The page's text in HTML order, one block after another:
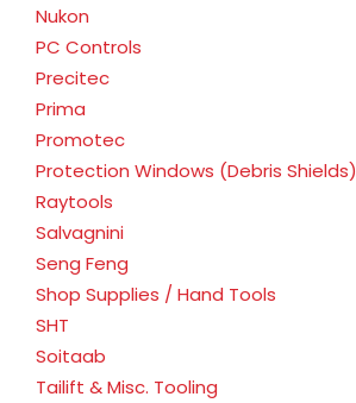
Nukon
PC Controls
Precitec
Prima
Promotec
Protection Windows (Debris Shields)
Raytools
Salvagnini
Seng Feng
Shop Supplies / Hand Tools
SHT
Soitaab
Tailift & Misc. Tooling